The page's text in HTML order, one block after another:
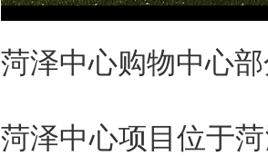
菏泽中心购物中心
菏泽中心项目位于